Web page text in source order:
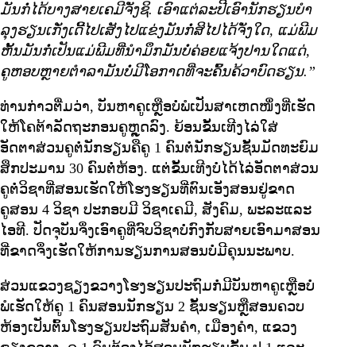
ມັນກໍ່ໄດ້ບາງສາຍເຄມີຈັ່ງຊິ. ເອົາແຕ່ລະປີເອົານັກຮຽນບໍາ
ລຸງຮຽນເກັ່ງເດີ້ໄປເສັງໄປແຂ່ງມັນກໍ່ສິໄປໄດ້ຈັ່ງໃດ, ແມ່ພີມ
ຫັ້ນມັນກໍ່ເປັນແມ່ພີມທີ່ນໍາມຶກມັນບໍ່ຄ່ອຍແຈ້ງປານໃດແດ່,
ຄູຫອບຫຼາຍຕໍາລາມັນບໍ່ມີໂອກາດທີ່ຈະຄົ້ນຄ້ວາບົດຮຽນ.”
ທ່ານກ່າວຕື່ມວ່າ, ບັນຫາຄູເຫຼືອບໍ່ພໍເປັນສາເຫດໜຶ່ງທີ່ເຮັດ
ໃຫ້ໂຄຕ້າລັດຖະກອນຄູຫຼຸດລົງ. ຍ້ອນຂັ້ນເທີງໄລ່ໃສ່
ອັດຕາສ່ວນຄູຕໍ່ນັກຮຽນຄືຄູ 1 ຄົນຕໍ່ນັກຮຽນຊັ້ນມັດທະຍົມ
ສຶກປະມານ 30 ຄົນຕໍ່ຫ້ອງ. ແຕ່ຂັ້ນເທີງບໍ່ໄດ້ໄລ່ອັດຕາສ່ວນ
ຄູຕໍ່ວິຊາທີ່ສອນເຮັດໃຫ້ໂຮງຮຽນທີ່ຕົນເອັງສອນຢູ່ຂາດ
ຄູສອນ 4 ວິຊາ ປະກອບມີ ວິຊາເຄມີ, ສັງຄົມ, ພະລະແລະ
ໄອທີ. ປັດຈຸບັນຈຶ່ງເອົາຄູທີ່ຈົບວິຊາບໍ່ກົງກັບສາຍເອົາມາສອນ
ທີ່ຂາດຈຶ່ງເຮັດໃຫ້ການຮຽນການສອນບໍ່ມີຄຸນນະພາບ.
ສ່ວນແຂວງຊຽງຂວາງໂຮງຮຽນປະຖົມກໍ່ມີບັນຫາຄູເຫຼືອບໍ່
ພໍເຮັດໃຫ້ຄູ 1 ຄົນສອນນັກຮຽນ 2 ຊັ້ນຮຽນຫຼືສອນຄວບ
ຫ້ອງເປັນຕົ້ນໂຮງຮຽນປະຖົມສັນຄໍາ, ເມືອງຄໍາ, ແຂວງ